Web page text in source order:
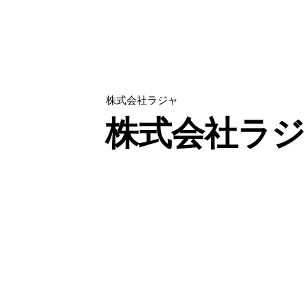
株式会社ラジャ
株式会社ラ